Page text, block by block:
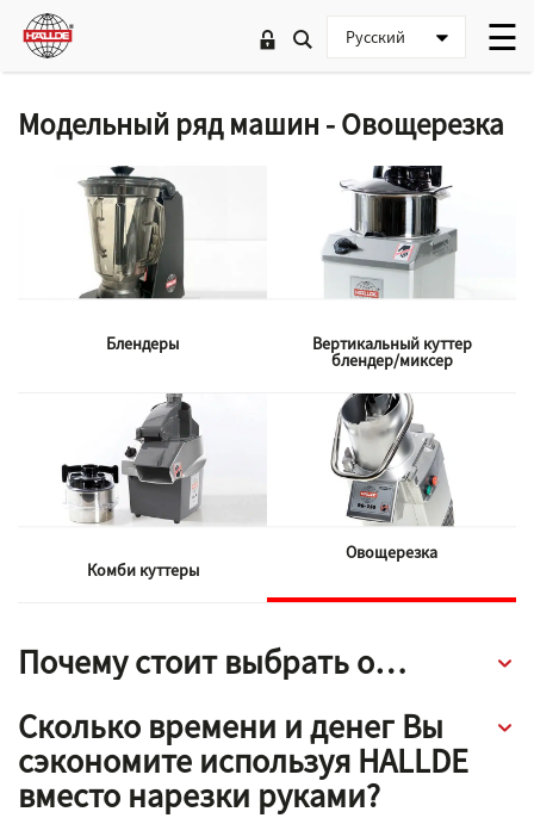
Модельный ряд машин - Овощерезка
Блендеры Вертикальный куттер
блендер/миксер
Комби куттеры
Овощерезка
Почему стоит выбрать овощерезку HALLDE?
Сколько времени и денег Вы
сэкономите используя HALLDE
вместо нарезки руками?